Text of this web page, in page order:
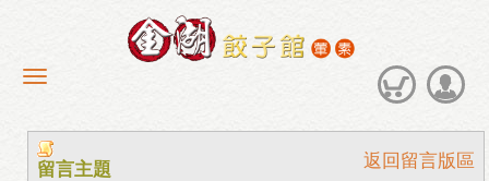
留言主題 返回留言版區